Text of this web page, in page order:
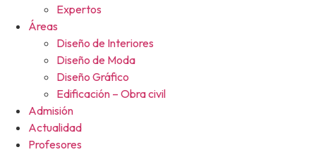
Expertos
Áreas
Diseño de Interiores
Diseño de Moda
Diseño Gráfico
Edificación – Obra civil
Admisión
Actualidad
Profesores